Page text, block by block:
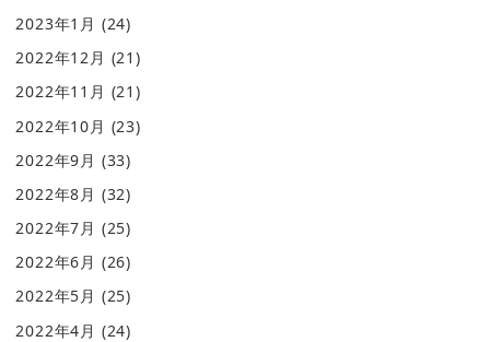
2023年1月 (24)
2022年12月 (21)
2022年11月 (21)
2022年10月 (23)
2022年9月 (33)
2022年8月 (32)
2022年7月 (25)
2022年6月 (26)
2022年5月 (25)
2022年4月 (24)